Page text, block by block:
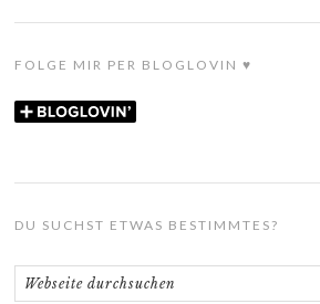
FOLGE MIR PER BLOGLOVIN ♥
DU SUCHST ETWAS BESTIMMTES?